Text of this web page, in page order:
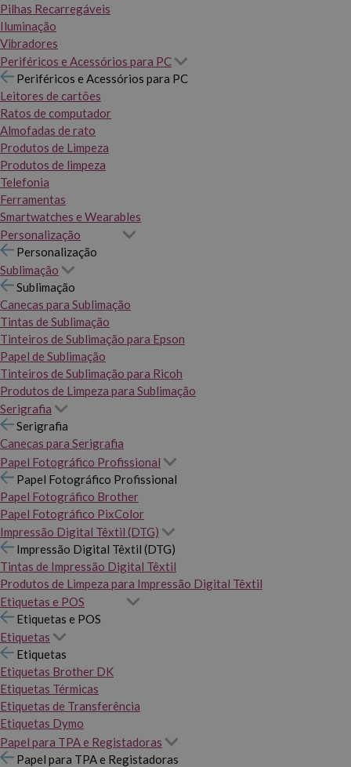
Pilhas Recarregáveis
Iluminação
Vibradores
Periféricos e Acessórios para PC
Periféricos e Acessórios para PC
Leitores de cartões
Ratos de computador
Almofadas de rato
Produtos de Limpeza
Produtos de limpeza
Telefonia
Ferramentas
Smartwatches e Wearables
Personalização
Personalização
Sublimação
Sublimação
Canecas para Sublimação
Tintas de Sublimação
Tinteiros de Sublimação para Epson
Papel de Sublimação
Tinteiros de Sublimação para Ricoh
Produtos de Limpeza para Sublimação
Serigrafia
Serigrafia
Canecas para Serigrafia
Papel Fotográfico Profissional
Papel Fotográfico Profissional
Papel Fotográfico Brother
Papel Fotográfico PixColor
Impressão Digital Têxtil (DTG)
Impressão Digital Têxtil (DTG)
Tintas de Impressão Digital Têxtil
Produtos de Limpeza para Impressão Digital Têxtil
Etiquetas e POS
Etiquetas e POS
Etiquetas
Etiquetas
Etiquetas Brother DK
Etiquetas Térmicas
Etiquetas de Transferência
Etiquetas Dymo
Papel para TPA e Registadoras
Papel para TPA e Registadoras